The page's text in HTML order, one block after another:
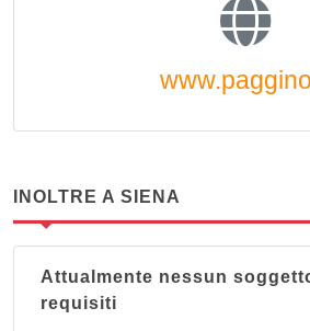
INOLTRE A SIENA
Attualmente nessun
requisiti